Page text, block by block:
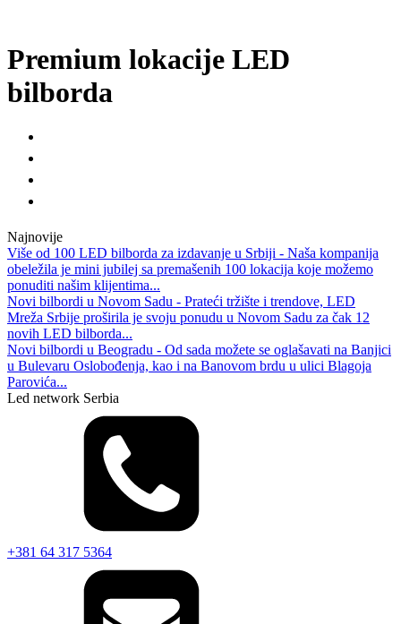
Premium lokacije LED
bilborda
Najnovije
Više od 100 LED bilborda za izdavanje u Srbiji - Naša kompanija
obeležila je mini jubilej sa premašenih 100 lokacija koje možemo
ponuditi našim klijentima...
Novi bilbordi u Novom Sadu - Prateći tržište i trendove, LED
Mreža Srbije proširila je svoju ponudu u Novom Sadu za čak 12
novih LED bilborda...
Novi bilbordi u Beogradu - Od sada možete se oglašavati na Banjici
u Bulevaru Oslobođenja, kao i na Banovom brdu u ulici Blagoja
Parovića...
Led network Serbia
+381 64 317 5364